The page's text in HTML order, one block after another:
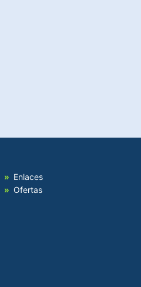
Enlaces
Ofertas